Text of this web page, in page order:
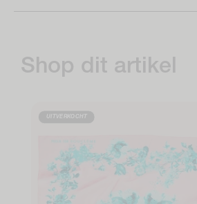
Shop dit artikel
UITVERKOCHT